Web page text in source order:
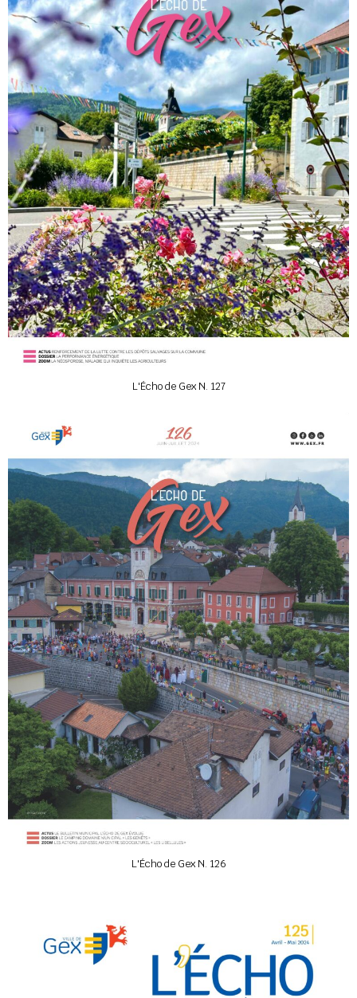
L'Écho de Gex N. 127
L'Écho de Gex N. 126